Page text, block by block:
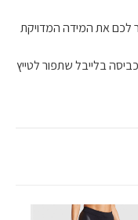
לכם את המידה המדויקת
בלייבל שתפור לטייץ